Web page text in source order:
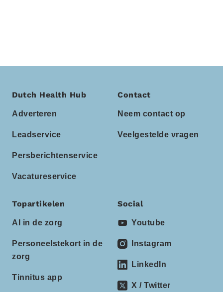
Dutch Health Hub
Adverteren
Leadservice
Persberichtenservice
Vacatureservice
Contact
Neem contact op
Veelgestelde vragen
Topartikelen
AI in de zorg
Personeelstekort in de
zorg
Tinnitus app
Social
Youtube
Instagram
LinkedIn
X / Twitter